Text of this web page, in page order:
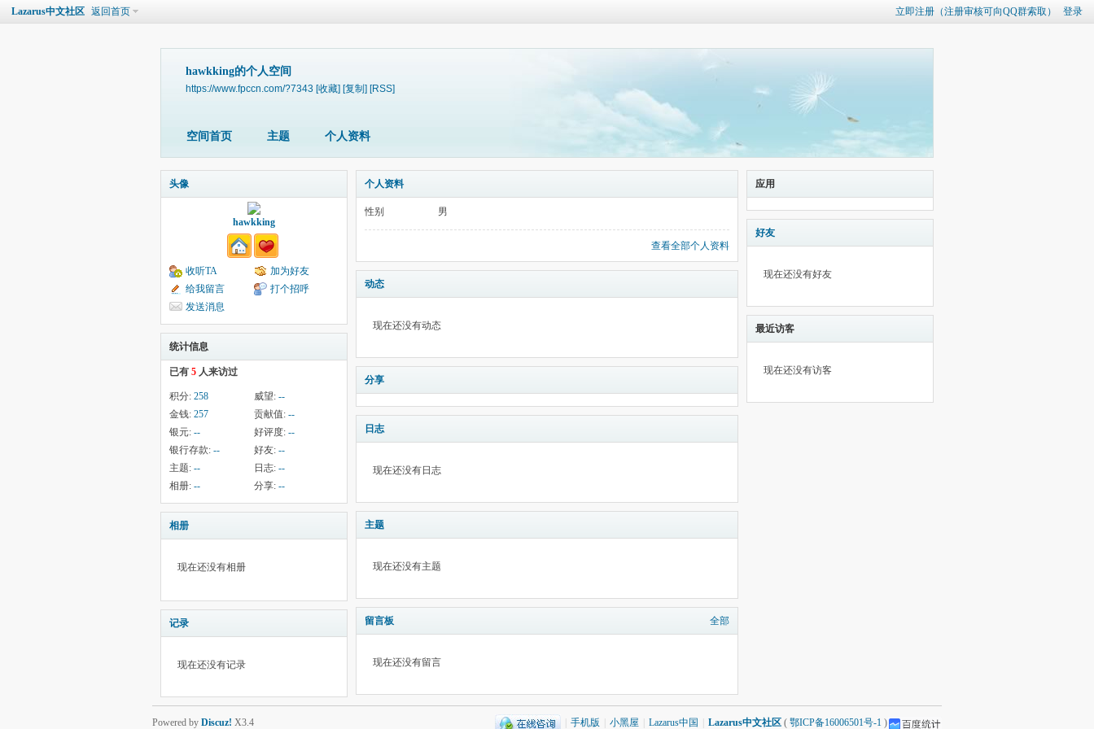
立即注册（注册审核可向QQ群索取） 登录
Lazarus中文社区 返回首页
hawkking的个人空间
https://www.fpccn.com/?7343 [收藏] [复制] [RSS]
空间首页 主题 个人资料
头像
hawkking
收听TA
加为好友
给我留言
打个招呼
发送消息
统计信息
已有 5 人来访过
积分: 258 威望: --
金钱: 257 贡献值: --
银元: -- 好评度: --
银行存款: -- 好友: --
主题: -- 日志: --
相册: -- 分享: --
相册
现在还没有相册
记录
现在还没有记录
个人资料
性别 男
查看全部个人资料
动态
现在还没有动态
分享
日志
现在还没有日志
主题
现在还没有主题
留言板 全部
现在还没有留言
应用
好友
现在还没有好友
最近访客
现在还没有访客
手机版 小黑屋 Lazarus中国 Lazarus中文社区 ( 鄂ICP备16006501号-1 )
Powered by Discuz! X3.4